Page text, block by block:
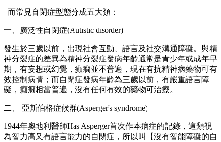
而常見自閉症型態分成五大類：
一、廣泛性自閉症(Autistic disorder)
發生於三歲以前，出現社會互動、語言及社交溝通障礙。與精
神分裂症的差異為精神分裂症發病年齡通常是青少年或成年早
期，有妄想或幻覺，癲癇並不普遍，現在有抗精神病藥物可有
效控制病情；而自閉症發病年齡為三歲以前，有嚴重語言障
礙，癲癇相當普遍，沒有任何有效的藥物可治療。
二、 亞斯伯格症候群(Asperger's syndrome)
1944年奧地利醫師Has Asperger首次作本病症的記錄，這類視
為智力高又有語言能力的自閉症，所以叫【沒有智能障礙的自